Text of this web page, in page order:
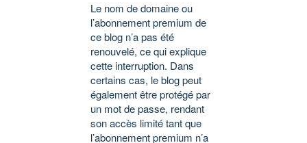
Le nom de domaine ou
l’abonnement premium de
ce blog n’a pas été
renouvelé, ce qui explique
cette interruption. Dans
certains cas, le blog peut
également être protégé par
un mot de passe, rendant
son accès limité tant que
l’abonnement premium n’a